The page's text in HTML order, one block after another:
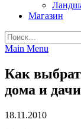
Магазин
Найти:
Main Menu
Как
дома и дачи
18.11.2010